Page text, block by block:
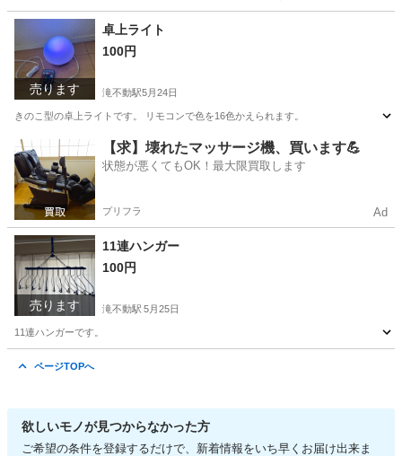
千葉 船橋市 滝不動駅
売ります
卓上ライト
100円
滝不動駅5月24日
きのこ型の卓上ライトです。 リモコンで色を16色かえられます。
千葉 船橋市 滝不動駅 家電 ライト
【求】壊れたマッサージ機、買います💪
状態が悪くてもOK！最大限買取します
プリフラ Ad
売ります
11連ハンガー
100円
滝不動駅 5月25日
11連ハンガーです。
ページTOPへ
欲しいモノが見つからなかった方
ご希望の条件を登録するだけで、新着情報をいち早くお届け出来ま